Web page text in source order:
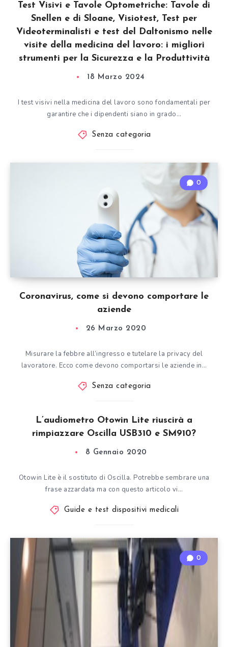
Test Visivi e Tavole Optometriche: Tavole di
Snellen e di Sloane, Visiotest, Test per
Videoterminalisti e test del Daltonismo nelle
visite della medicina del lavoro: i migliori
strumenti per la Sicurezza e la Produttività
18 Marzo 2024
I test visivi nella medicina del lavoro sono fondamentali per
garantire che i dipendenti siano in grado…
Senza categoria
Coronavirus, come si devono comportare le
aziende
0
26 Marzo 2020
Misurare la febbre all’ingresso e tutelare la privacy del
lavoratore. Ecco come devono comportarsi le aziende in…
Senza categoria
L’audiometro Otowin Lite riuscirà a
rimpiazzare Oscilla USB310 e SM910?
8 Gennaio 2020
Otowin Lite è il sostituto di Oscilla. Potrebbe sembrare una
frase azzardata ma con questo articolo vi…
Guide e test dispositivi medicali
0